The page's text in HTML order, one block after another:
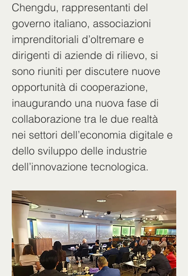
Chengdu, rappresentanti del
governo italiano, associazioni
imprenditoriali d’oltremare e
dirigenti di aziende di rilievo, si
sono riuniti per discutere nuove
opportunità di cooperazione,
inaugurando una nuova fase di
collaborazione tra le due realtà
nei settori dell’economia digitale e
dello sviluppo delle industrie
dell’innovazione tecnologica.